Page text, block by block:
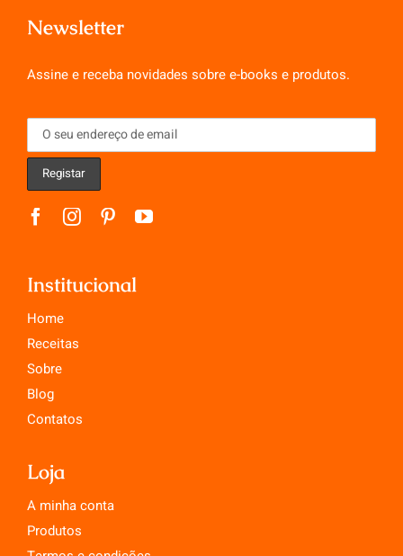
Newsletter
Assine e receba novidades sobre e-books e produtos.
Institucional
Home
Receitas
Sobre
Blog
Contatos
Loja
A minha conta
Produtos